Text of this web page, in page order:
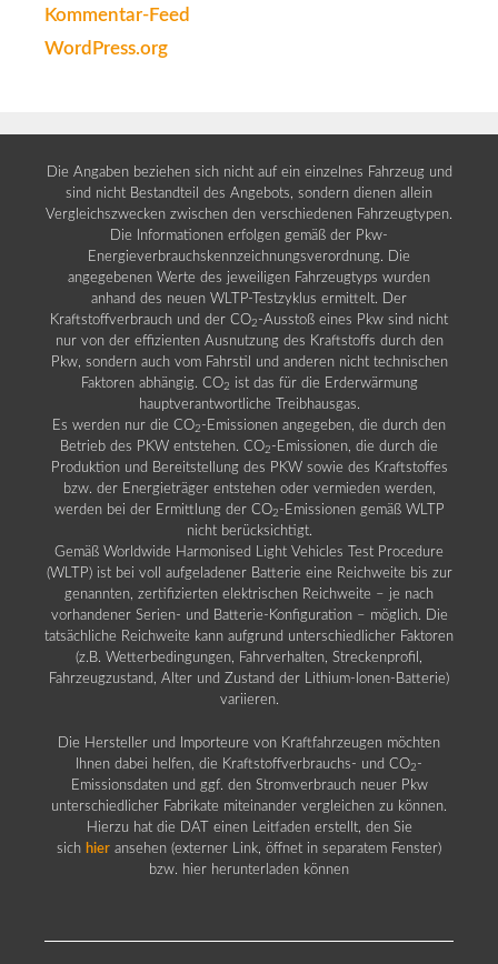
Kommentar-Feed
WordPress.org
Die Angaben beziehen sich nicht auf ein einzelnes Fahrzeug und
sind nicht Bestandteil des Angebots, sondern dienen allein
Vergleichszwecken zwischen den verschiedenen Fahrzeugtypen.
Die Informationen erfolgen gemäß der Pkw-
Energieverbrauchskennzeichnungsverordnung. Die
angegebenen Werte des jeweiligen Fahrzeugtyps wurden
anhand des neuen WLTP-Testzyklus ermittelt. Der
Kraftstoffverbrauch und der CO2 -Ausstoß eines Pkw sind nicht
nur von der effizienten Ausnutzung des Kraftstoffs durch den
Pkw, sondern auch vom Fahrstil und anderen nicht technischen
Faktoren abhängig. CO2 ist das für die Erderwärmung
hauptverantwortliche Treibhausgas.
Es werden nur die CO2 -Emissionen angegeben, die durch den
Betrieb des PKW entstehen. CO2 -Emissionen, die durch die
Produktion und Bereitstellung des PKW sowie des Kraftstoffes
bzw. der Energieträger entstehen oder vermieden werden,
werden bei der Ermittlung der CO2 -Emissionen gemäß WLTP
nicht berücksichtigt.
Gemäß Worldwide Harmonised Light Vehicles Test Procedure
(WLTP) ist bei voll aufgeladener Batterie eine Reichweite bis zur
genannten, zertifizierten elektrischen Reichweite – je nach
vorhandener Serien- und Batterie-Konfiguration – möglich. Die
tatsächliche Reichweite kann aufgrund unterschiedlicher Faktoren
(z.B. Wetterbedingungen, Fahrverhalten, Streckenprofil,
Fahrzeugzustand, Alter und Zustand der Lithium-Ionen-Batterie)
variieren.
Die Hersteller und Importeure von Kraftfahrzeugen möchten
Ihnen dabei helfen, die Kraftstoffverbrauchs- und CO2 -
Emissionsdaten und ggf. den Stromverbrauch neuer Pkw
unterschiedlicher Fabrikate miteinander vergleichen zu können.
Hierzu hat die DAT einen Leitfaden erstellt, den Sie
sich hier ansehen (externer Link, öffnet in separatem Fenster)
bzw. hier herunterladen können